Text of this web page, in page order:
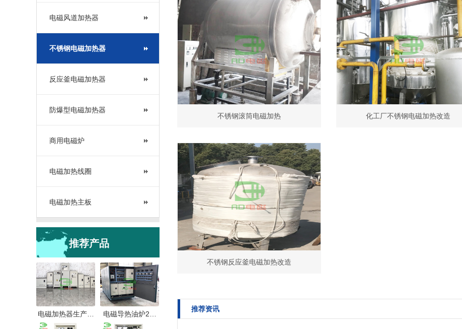
电磁风道加热器
不锈钢电磁加热器
反应釜电磁加热器
防爆型电磁加热器
商用电磁炉
电磁加热线圈
电磁加热主板
推荐产品
电磁加热器生产… 电磁导热油炉2…
不锈钢滚筒电磁加热 化工厂不锈钢电磁加热改造
不锈钢反应釜电磁加热改造
推荐资讯